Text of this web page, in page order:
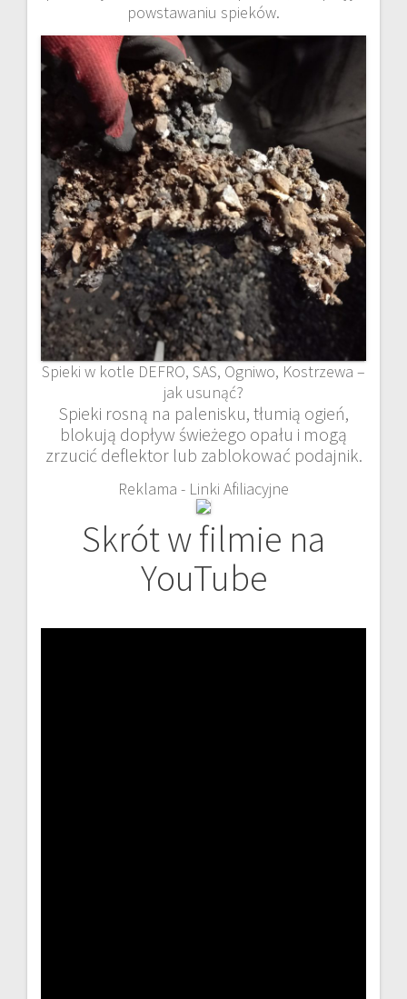
powstawaniu spieków.
Spieki w kotle DEFRO, SAS, Ogniwo, Kostrzewa –
jak usunąć?
Spieki rosną na palenisku, tłumią ogień,
blokują dopływ świeżego opału i mogą
zrzucić deflektor lub zablokować podajnik.
Reklama - Linki Afiliacyjne
Skrót w filmie na
YouTube